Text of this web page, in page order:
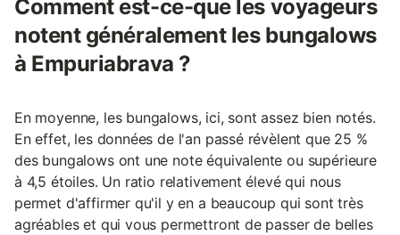
Comment est-ce-que les voyageurs
notent généralement les bungalows
à Empuriabrava ?
En moyenne, les bungalows, ici, sont assez bien notés.
En effet, les données de l'an passé révèlent que 25 %
des bungalows ont une note équivalente ou supérieure
à 4,5 étoiles. Un ratio relativement élevé qui nous
permet d'affirmer qu'il y en a beaucoup qui sont très
agréables et qui vous permettront de passer de belles